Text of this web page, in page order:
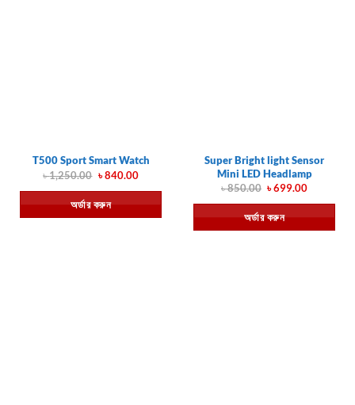
T500 Sport Smart Watch
৳1,250.00 Original
was:
৳ 1,250.00.
৳840.00Current
is:
৳ 840.00.
অর্ডার করুন
Super Bright light Sensor
Mini LED Headlamp
৳850.00 Original
was:
৳ 850.00.
৳699.00Current
is:
৳ 699.00.
অর্ডার করুন